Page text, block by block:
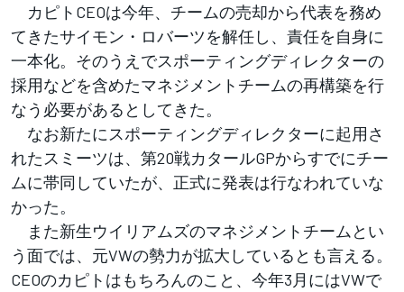
カピトCEOは今年、チームの売却から代表を務め
てきたサイモン・ロバーツを解任し、責任を自身に
一本化。そのうえでスポーティングディレクターの
採用などを含めたマネジメントチームの再構築を行
なう必要があるとしてきた。
なお新たにスポーティングディレクターに起用さ
れたスミーツは、第20戦カタールGPからすでにチー
ムに帯同していたが、正式に発表は行なわれていな
かった。
また新生ウイリアムズのマネジメントチームとい
う面では、元VWの勢力が拡大しているとも言える。
CEOのカピトはもちろんのこと、今年3月にはVWで